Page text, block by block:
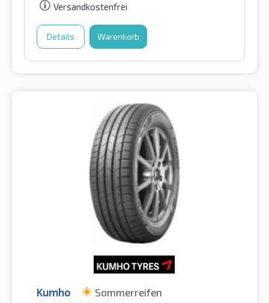
Versandkostenfrei
Details Warenkorb
Kumho Sommerreifen